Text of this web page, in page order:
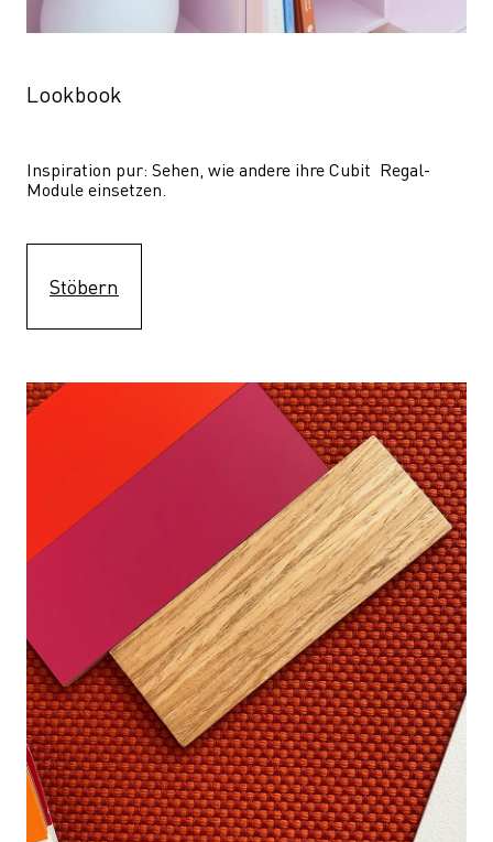
Lookbook
Inspiration pur: Sehen, wie andere ihre Cubit  Regal-
Module einsetzen.
Stöbern